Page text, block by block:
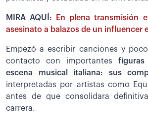
MIRA AQUÍ:
En plena transmisión
asesinato a balazos de un influencer
Empezó a escribir canciones y
contacto con importantes
escena musical italiana: sus
interpretadas por artistas como
antes de que consolidara
carrera.